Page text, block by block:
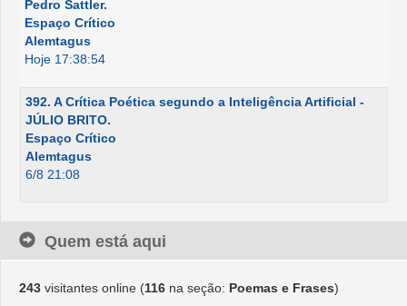
Pedro Sattler.
Espaço Crítico
Alemtagus
Hoje 17:38:54
392. A Crítica Poética segundo a Inteligência Artificial -
JÚLIO BRITO.
Espaço Crítico
Alemtagus
6/8 21:08
Quem está aqui
243 visitantes online (116 na seção: Poemas e Frases)